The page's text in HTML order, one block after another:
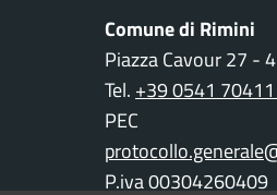
Comune di Rimini
Piazza Cavour 27 -
Tel. +39 0541
PEC
P.iva 00304260409